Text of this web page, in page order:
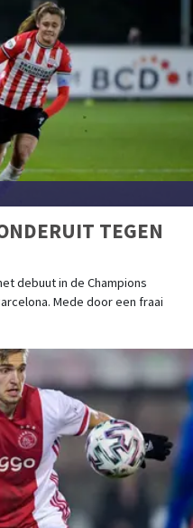
TEGEN
debuut in de Champions
Mede door een fraai